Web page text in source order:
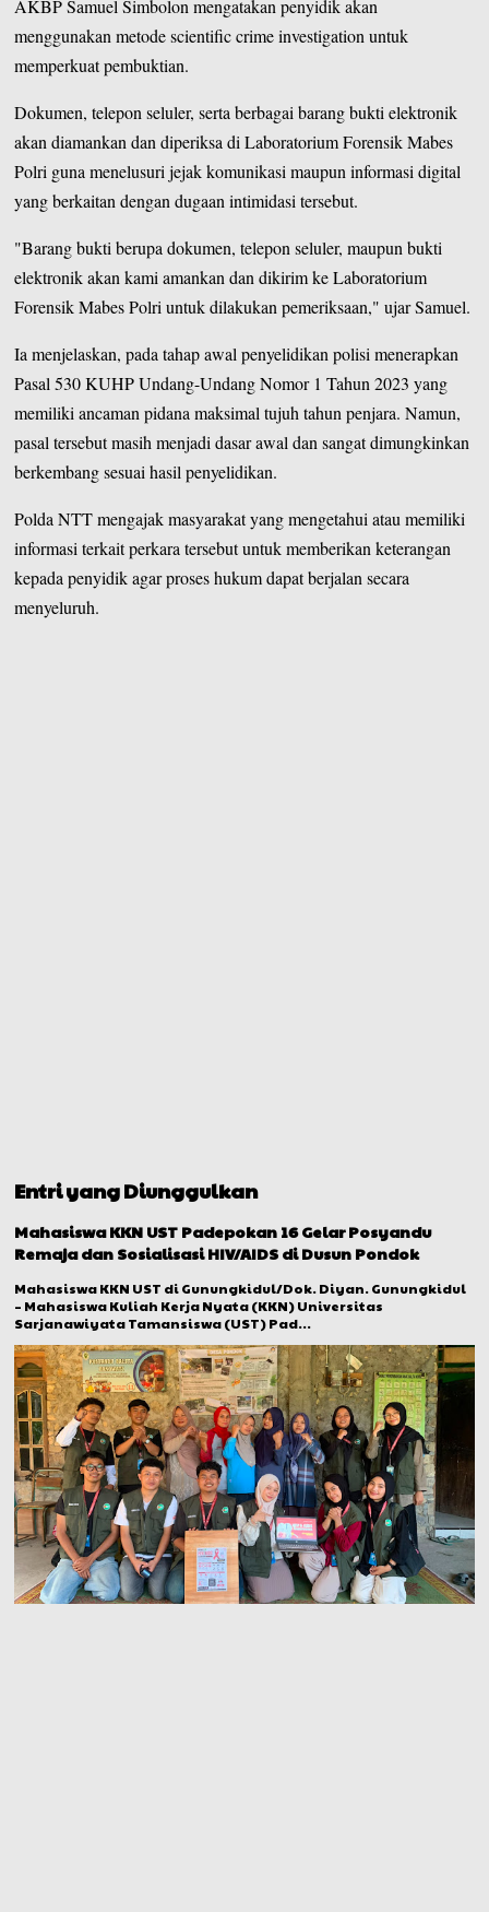
AKBP Samuel Simbolon mengatakan penyidik akan
menggunakan metode scientific crime investigation untuk
memperkuat pembuktian.
Dokumen, telepon seluler, serta berbagai barang bukti elektronik
akan diamankan dan diperiksa di Laboratorium Forensik Mabes
Polri guna menelusuri jejak komunikasi maupun informasi digital
yang berkaitan dengan dugaan intimidasi tersebut.
"Barang bukti berupa dokumen, telepon seluler, maupun bukti
elektronik akan kami amankan dan dikirim ke Laboratorium
Forensik Mabes Polri untuk dilakukan pemeriksaan," ujar Samuel.
Ia menjelaskan, pada tahap awal penyelidikan polisi menerapkan
Pasal 530 KUHP Undang-Undang Nomor 1 Tahun 2023 yang
memiliki ancaman pidana maksimal tujuh tahun penjara. Namun,
pasal tersebut masih menjadi dasar awal dan sangat dimungkinkan
berkembang sesuai hasil penyelidikan.
Polda NTT mengajak masyarakat yang mengetahui atau memiliki
informasi terkait perkara tersebut untuk memberikan keterangan
kepada penyidik agar proses hukum dapat berjalan secara
menyeluruh.
Entri yang Diunggulkan
Mahasiswa KKN UST Padepokan 16 Gelar Posyandu
Remaja dan Sosialisasi HIV/AIDS di Dusun Pondok
Mahasiswa KKN UST di Gunungkidul/Dok. Diyan. Gunungkidul
– Mahasiswa Kuliah Kerja Nyata (KKN) Universitas
Sarjanawiyata Tamansiswa (UST) Pad...